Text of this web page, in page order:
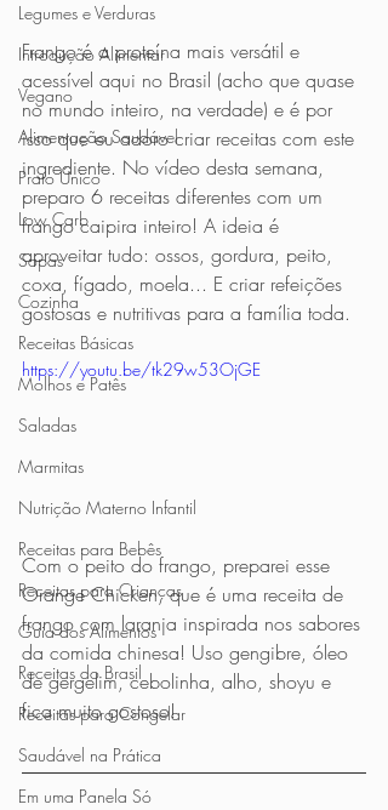
Legumes e Verduras
Introdução Alimentar
Vegano
Alimentação Saudável
Prato Único
Low Carb
Sopas
Cozinha
Receitas Básicas
Molhos e Patês
Saladas
Marmitas
Nutrição Materno Infantil
Receitas para Bebês
Receitas para Crianças
Guia dos Alimentos
Receitas do Brasil
Receitas para Congelar
Saudável na Prática
Em uma Panela Só
Frango é a proteína mais versátil e
acessível aqui no Brasil (acho que quase
no mundo inteiro, na verdade) e é por
isso que eu adoro criar receitas com este
ingrediente. No vídeo desta semana,
preparo 6 receitas diferentes com um
frango caipira inteiro! A ideia é
aproveitar tudo: ossos, gordura, peito,
coxa, fígado, moela... E criar refeições
gostosas e nutritivas para a família toda.
https://youtu.be/tk29w53OjGE
Com o peito do frango, preparei esse
Orange Chicken, que é uma receita de
frango com laranja inspirada nos sabores
da comida chinesa! Uso gengibre, óleo
de gergelim, cebolinha, alho, shoyu e
fica muito gostoso!